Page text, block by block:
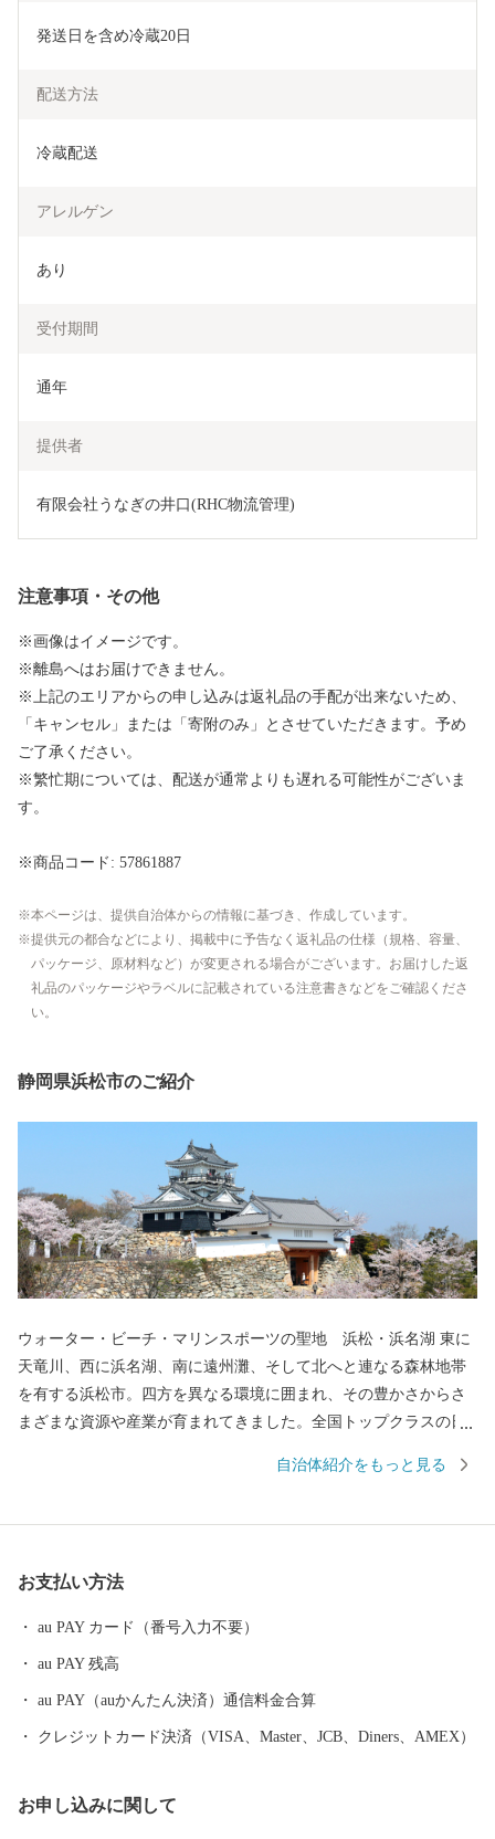
発送日を含め冷蔵20日
配送方法
冷蔵配送
アレルゲン
あり
受付期間
通年
提供者
有限会社うなぎの井口(RHC物流管理)
注意事項・その他
※画像はイメージです。
※離島へはお届けできません。
※上記のエリアからの申し込みは返礼品の手配が出来ないため、
「キャンセル」または「寄附のみ」とさせていただきます。予め
ご了承ください。
※繁忙期については、配送が通常よりも遅れる可能性がございま
す。
※商品コード: 57861887
本ページは、提供自治体からの情報に基づき、作成しています。
提供元の都合などにより、掲載中に予告なく返礼品の仕様（規格、容量、
パッケージ、原材料など）が変更される場合がございます。お届けした返
礼品のパッケージやラベルに記載されている注意書きなどをご確認くださ
い。
静岡県浜松市のご紹介
ウォーター・ビーチ・マリンスポーツの聖地 浜松・浜名湖 東に
天竜川、西に浜名湖、南に遠州灘、そして北へと連なる森林地帯
を有する浜松市。四方を異なる環境に囲まれ、その豊かさからさ
まざまな資源や産業が育まれてきました。全国トップクラスの日
ほか、楽器やオートバイ、繊維、食品など、ものづくりの街は生
まなウォーター・ビーチ・マリンスポーツを楽しむことができ、
自然と一体化する感動も味わうことができます。
自治体紹介をもっと見る
お支払い方法
au PAY カード（番号入力不要）
au PAY 残高
au PAY（auかんたん決済）通信料金合算
クレジットカード決済（VISA、Master、JCB、Diners、AMEX）
お申し込みに関して